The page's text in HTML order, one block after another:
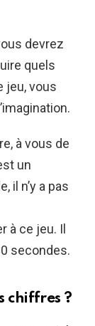
devrez
quels
jeu, vous
à vous de
un
il n’y a pas
à ce jeu. Il
secondes.
chiffres ?